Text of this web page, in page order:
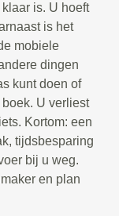
is. U hoeft
is het
mobiele
dingen
kunt doen of
U verliest
Kortom: een
tijdsbesparing
bij u weg.
en plan